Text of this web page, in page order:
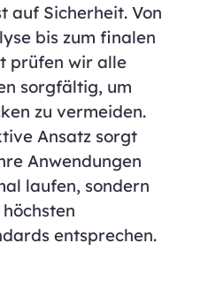
auf Sicherheit. Von
bis zum finalen
prüfen wir alle
sorgfältig, um
zu vermeiden.
Ansatz sorgt
Anwendungen
laufen, sondern
entsprechen.